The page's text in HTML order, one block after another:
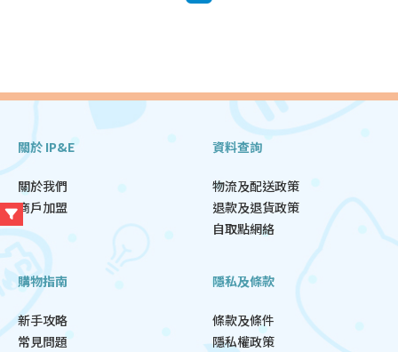
關於 IP&E
關於我們
商戶加盟
資料查詢
物流及配送政策
退款及退貨政策
自取點網絡
購物指南
新手攻略
常見問題
隱私及條款
條款及條件
隱私權政策